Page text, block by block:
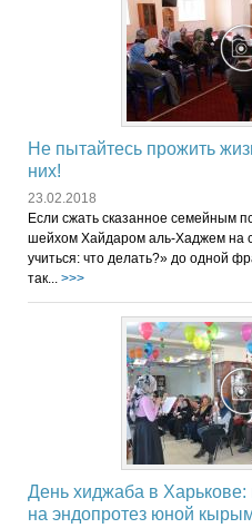
Не пытайтесь прожить
них!
23.02.2018
Если сжать сказанное семейным
шейхом Хайдаром аль-Хаджем на
учиться: что делать?» до одной
так... >>>
День хиджаба в
на эндопротез юной